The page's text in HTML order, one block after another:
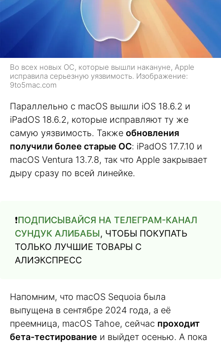
Во всех новых ОС, которые вышли накануне, Apple
исправила серьезную уязвимость. Изображение:
9to5mac.com
Параллельно с macOS вышли iOS 18.6.2 и
iPadOS 18.6.2, которые исправляют ту же
самую уязвимость. Также обновления
получили более старые ОС: iPadOS 17.7.10 и
macOS Ventura 13.7.8, так что Apple закрывает
дыру сразу по всей линейке.
❗️ПОДПИСЫВАЙСЯ НА ТЕЛЕГРАМ-КАНАЛ
СУНДУК АЛИБАБЫ, ЧТОБЫ ПОКУПАТЬ
ТОЛЬКО ЛУЧШИЕ ТОВАРЫ С
АЛИЭКСПРЕСС
Напомним, что macOS Sequoia была
выпущена в сентябре 2024 года, а её
преемница, macOS Tahoe, сейчас проходит
бета-тестирование и выйдет осенью. А пока